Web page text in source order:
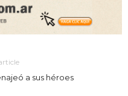
a sus héroes